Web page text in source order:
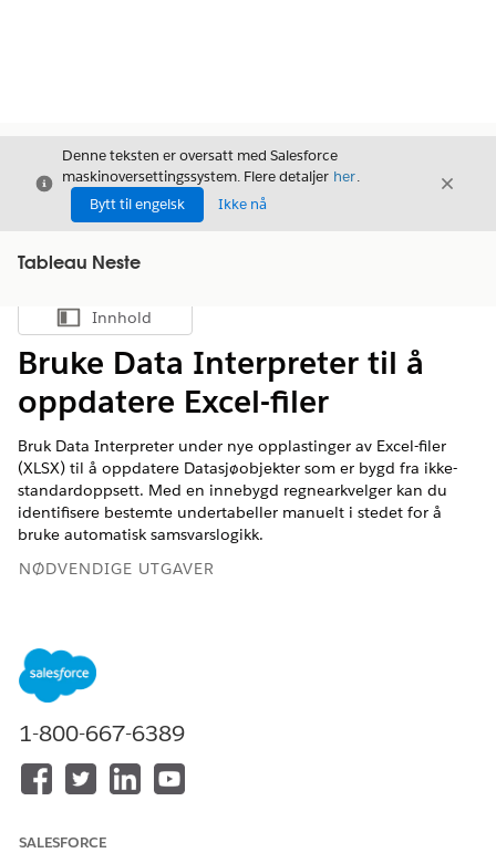
Avslutt
Denne teksten er oversatt med Salesforce
maskinoversettingssystem. Flere detaljer her.
Bytt til engelsk
Ikke nå
Avslutt
Tableau Neste
Vis innholdsfortegnelse
Innhold
Bruke Data Interpreter til å
oppdatere Excel-filer
Bruk Data Interpreter under nye opplastinger av Excel-filer
(XLSX) til å oppdatere Datasjøobjekter som er bygd fra ikke-
standardoppsett. Med en innebygd regnearkvelger kan du
identifisere bestemte undertabeller manuelt i stedet for å
bruke automatisk samsvarslogikk.
NØDVENDIGE UTGAVER
Tableau Neste:
Klikk på
1-800-667-6389
SALESFORCE